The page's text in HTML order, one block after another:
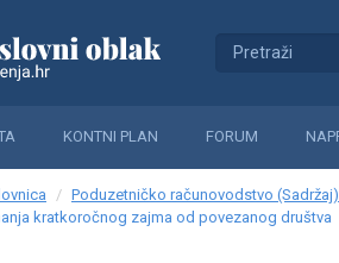
KONTNI PLAN FORUM
Poduzetničko računovodstvo (Sadržaj)
kratkoročnog zajma od povezanog društva